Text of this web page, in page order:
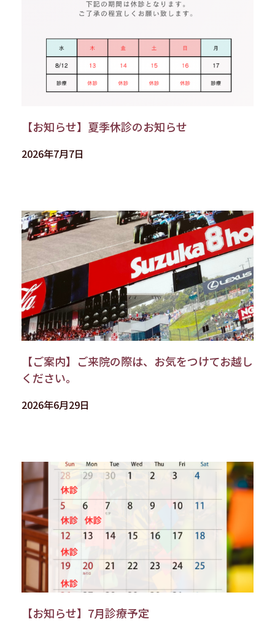
【お知らせ】夏季休診のお知らせ
2026年7月7日
【ご案内】ご来院の際は、お気をつけてお越し
ください。
2026年6月29日
【お知らせ】7月診療予定